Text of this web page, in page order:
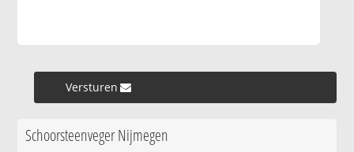
Versturen »
Schoorsteenveger Nijmegen